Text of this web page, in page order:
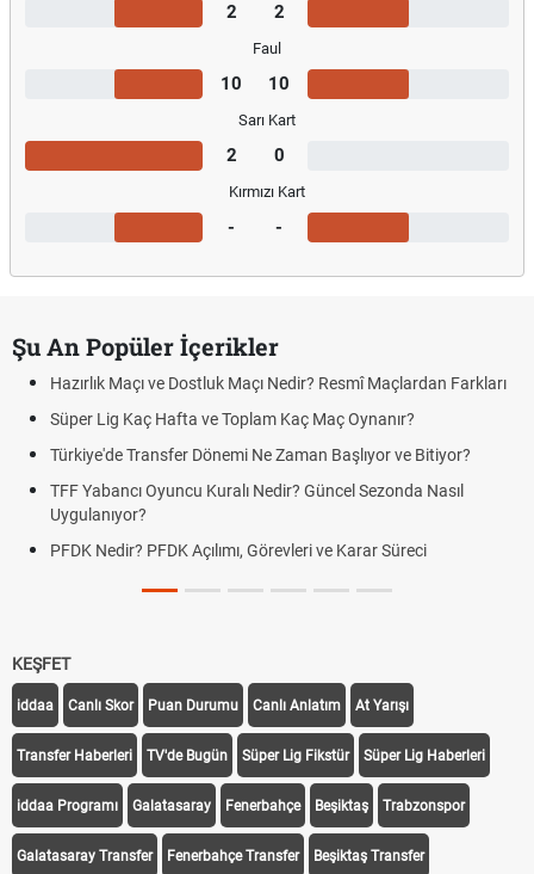
2 2
Faul
10 10
Sarı Kart
2 0
Kırmızı Kart
- -
Şu An Popüler İçerikler
Hazırlık Maçı ve Dostluk Maçı Nedir? Resmî Maçlardan Farkları
Süper Lig Kaç Hafta ve Toplam Kaç Maç Oynanır?
Türkiye'de Transfer Dönemi Ne Zaman Başlıyor ve Bitiyor?
TFF Yabancı Oyuncu Kuralı Nedir? Güncel Sezonda Nasıl
Uygulanıyor?
PFDK Nedir? PFDK Açılımı, Görevleri ve Karar Süreci
KEŞFET
iddaa Canlı Skor Puan Durumu Canlı Anlatım At Yarışı
Transfer Haberleri TV'de Bugün Süper Lig Fikstür Süper Lig Haberleri
iddaa Programı Galatasaray Fenerbahçe Beşiktaş Trabzonspor
Galatasaray Transfer Fenerbahçe Transfer Beşiktaş Transfer